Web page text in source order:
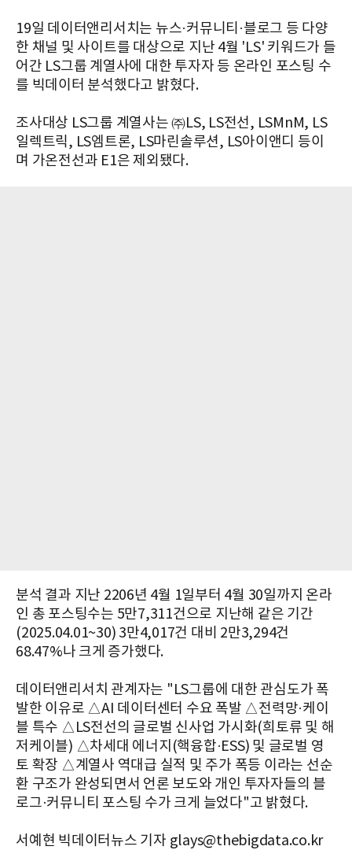
19일 데이터앤리서치는 뉴스·커뮤니티·블로그 등 다양
한 채널 및 사이트를 대상으로 지난 4월 'LS' 키워드가 들
어간 LS그룹 계열사에 대한 투자자 등 온라인 포스팅 수
를 빅데이터 분석했다고 밝혔다.
조사대상 LS그룹 계열사는 ㈜LS, LS전선, LSMnM, LS
일렉트릭, LS엠트론, LS마린솔루션, LS아이앤디 등이
며 가온전선과 E1은 제외됐다.
분석 결과 지난 2206년 4월 1일부터 4월 30일까지 온라
인 총 포스팅수는 5만7,311건으로 지난해 같은 기간
(2025.04.01~30) 3만4,017건 대비 2만3,294건
68.47%나 크게 증가했다.
데이터앤리서치 관계자는 "LS그룹에 대한 관심도가 폭
발한 이유로 △AI 데이터센터 수요 폭발 △전력망·케이
블 특수 △LS전선의 글로벌 신사업 가시화(희토류 및 해
저케이블) △차세대 에너지(핵융합·ESS) 및 글로벌 영
토 확장 △계열사 역대급 실적 및 주가 폭등 이라는 선순
환 구조가 완성되면서 언론 보도와 개인 투자자들의 블
로그·커뮤니티 포스팅 수가 크게 늘었다"고 밝혔다.
서예현 빅데이터뉴스 기자 glays@thebigdata.co.kr